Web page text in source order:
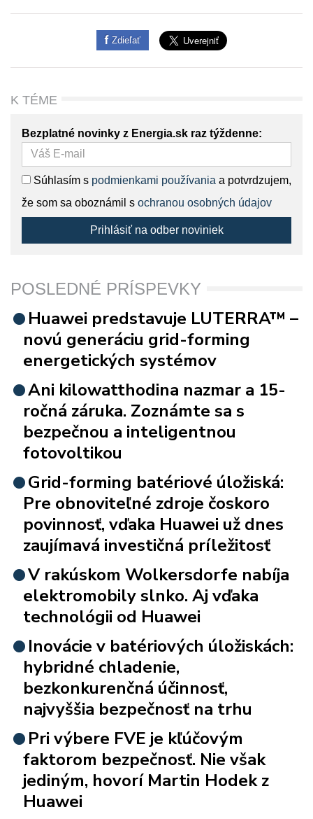
Zdieľať
K TÉME
Bezplatné novinky z Energia.sk raz týždenne:
Súhlasím s podmienkami používania a potvrdzujem,
že som sa oboznámil s ochranou osobných údajov
Prihlásiť na odber noviniek
POSLEDNÉ PRÍSPEVKY
Huawei predstavuje LUTERRA™ –
novú generáciu grid-forming
energetických systémov
Ani kilowatthodina nazmar a 15-
ročná záruka. Zoznámte sa s
bezpečnou a inteligentnou
fotovoltikou
Grid-forming batériové úložiská:
Pre obnoviteľné zdroje čoskoro
povinnosť, vďaka Huawei už dnes
zaujímavá investičná príležitosť
V rakúskom Wolkersdorfe nabíja
elektromobily slnko. Aj vďaka
technológii od Huawei
Inovácie v batériových úložiskách:
hybridné chladenie,
bezkonkurenčná účinnosť,
najvyššia bezpečnosť na trhu
Pri výbere FVE je kľúčovým
faktorom bezpečnosť. Nie však
jediným, hovorí Martin Hodek z
Huawei